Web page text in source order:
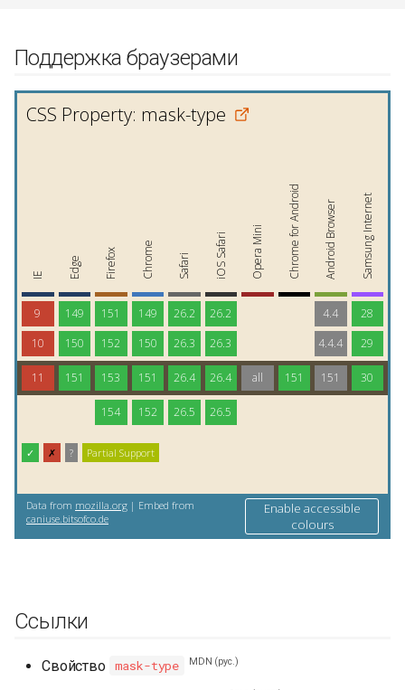
Поддержка браузерами
Ссылки
Свойство mask-type MDN (рус.)